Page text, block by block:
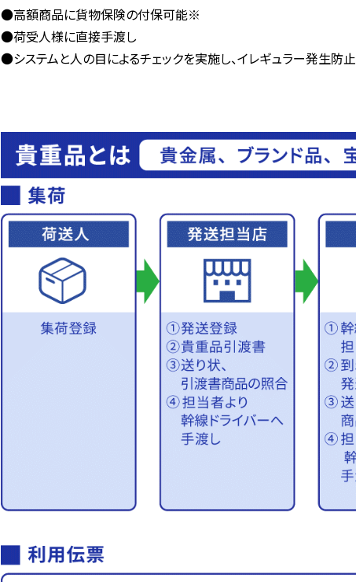
●高額商品に貨物保険の付保可能※
●荷受人様に直接手渡し
●システムと人の目によるチェックを実施し、イレギュラー発生防止